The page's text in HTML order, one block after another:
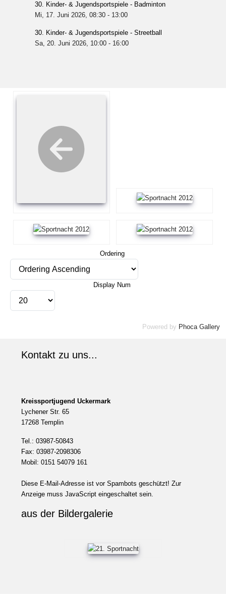
30. Kinder- & Jugendsportspiele - Badminton
Mi, 17. Juni 2026, 08:30- 13:00
30. Kinder- & Jugendsportspiele - Streetball
Sa, 20. Juni 2026, 10:00- 16:00
Ordering
Display Num
Powered by Phoca Gallery
Kontakt zu uns...
Kreissportjugend Uckermark
Lychener Str. 65
17268 Templin
Tel.: 03987-50843
Fax: 03987-2098306
Mobil: 0151 54079 161
Diese E-Mail-Adresse ist vor Spambots geschützt! Zur
Anzeige muss JavaScript eingeschaltet sein.
aus der Bildergalerie